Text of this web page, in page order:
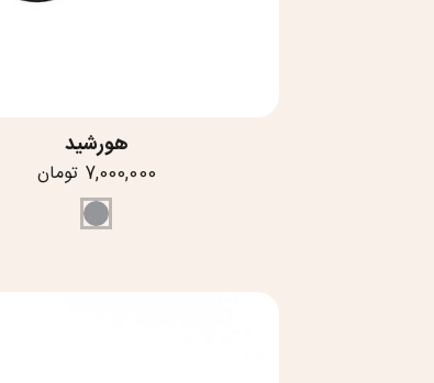
هورشید
7,000,000 تومان